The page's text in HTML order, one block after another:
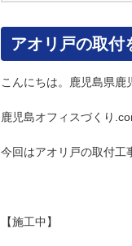
アオリ戸の取付
こんにちは。鹿児島県鹿
鹿児島オフィスづくり
今回はアオリ戸の取付工
【施工中】